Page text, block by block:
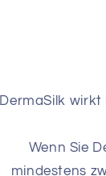
DermaSilk
Wenn Sie
mindestens